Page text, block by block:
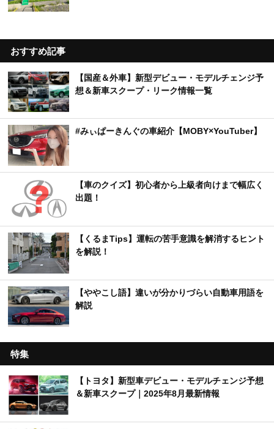
おすすめ記事
【国産＆外車】新型デビュー・モデルチェンジ予
想＆新車スクープ・リーク情報一覧
#みぃぱーきんぐの車紹介【MOBY×YouTuber】
【車のクイズ】初心者から上級者向けまで幅広く
出題！
【くるまTips】運転の苦手意識を解消するヒント
を解説！
【ややこし語】違いが分かりづらい自動車用語を
解説
特集
【トヨタ】新型車デビュー・モデルチェンジ予想
＆新車スクープ｜2025年8月最新情報